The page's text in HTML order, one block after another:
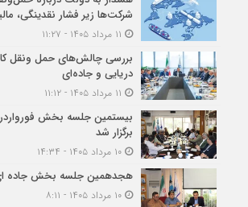
شرکت‌ها زیر فشار نقدینگی،
بررسی چالش‌های حمل ونقل
دریایی و جاده‌ای
بیستمین جلسه بخش
برگزار شد
۱۰ مرداد ۱۴۰۵ - ۱۴:۳۴
هجدهمین جلسه بخش جاده ای
۱۰ مرداد ۱۴۰۵ - ۸:۱۱